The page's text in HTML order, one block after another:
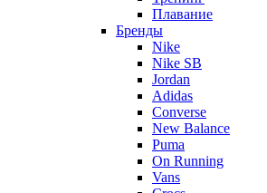
Плавание
Бренды
Nike
Nike SB
Jordan
Adidas
Converse
New Balance
Puma
On Running
Vans